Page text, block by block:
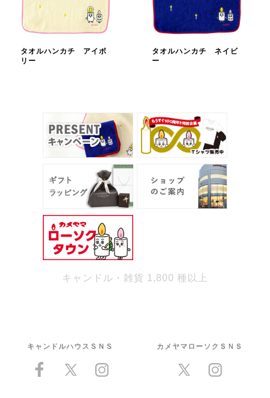
タオルハンカチ アイボ
リー
タオルハンカチ ネイビ
ー
キャンドル・雑貨 1,800 種以上
キャンドルハウスＳＮＳ カメヤマローソクＳＮＳ